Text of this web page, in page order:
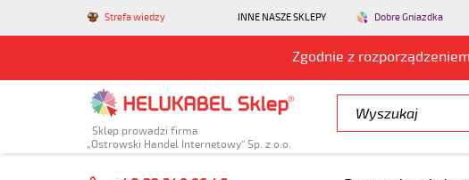
Strefa wiedzy INNE NASZE SKLEPY Dobre Gniazdka
Zgodnie z
Sklep prowadzi firma
„Ostrowski Handel Internetowy” Sp. z o.o.